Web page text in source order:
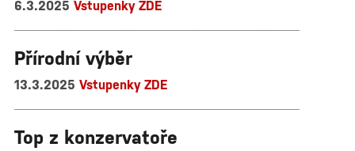
6.3.2025 Vstupenky ZDE
Přírodní výběr
13.3.2025 Vstupenky ZDE
Top z konzervatoře